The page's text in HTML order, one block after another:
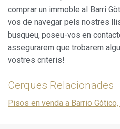
comprar un immoble al Barri
vos de navegar pels nostres
busqueu, poseu-vos en
assegurarem que trobarem
vostres criteris!
Cerques Relacionades
Pisos en venda a Barrio